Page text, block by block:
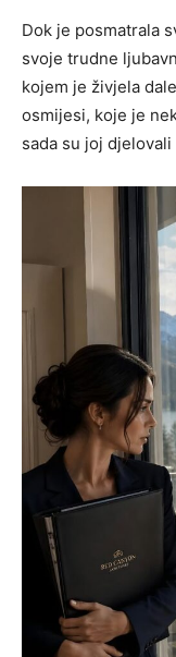
Dok je posmatrala
svoje trudne
kojem je živjela
osmijesi, koje je
sada su joj